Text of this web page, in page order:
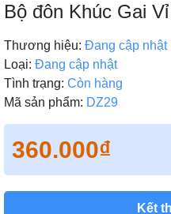
Bộ đôn Khúc Gai
Thương hiệu: Đang cập nhật
Loại: Đang cập nhật
Tình trạng: Còn hàng
Mã sản phẩm: DZ29
360.000₫
Kết